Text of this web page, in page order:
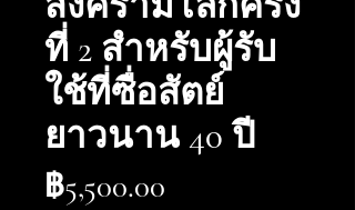
ที่ 2 สำหรับผู้รับ
ใช้ที่ซื่อสัตย์
ยาวนาน 40 ปี
฿5,500.00